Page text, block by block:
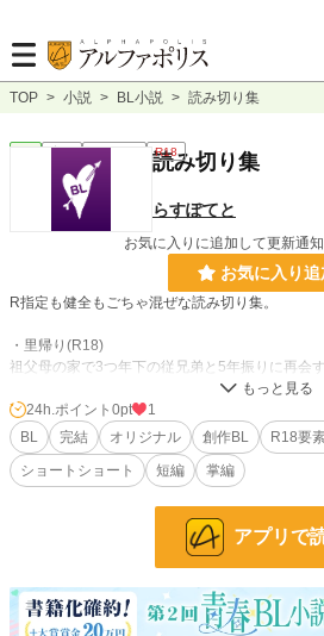
TOP > 小説 > BL小説 > 読み切り集
完結 ｼｮｰﾄｼｮｰﾄ R18
読み切り集
らすぽてと
お気に入りに追加して更新通
お気に入り追
R指定も健全もごちゃ混ぜな読み切り集。
・里帰り(R18)
祖父母の家で3つ年下の従兄弟と5年振りに再会
・ライバルは背後霊！？
高校生→教師←幽霊のオカルトラブコメディ。
・○ッ○リ
そこそこ忙しくなってきた中堅お笑いコンビの
・優勝したら
24h.ポイント 0pt
1
BL
完結 オリジナル 創作BL R18要
ショートショート
短編 掌編
アプリで